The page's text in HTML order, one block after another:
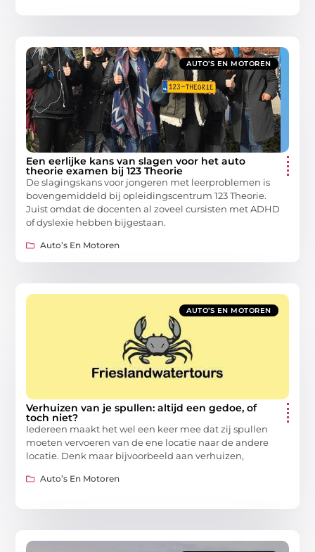
AUTO’S EN MOTOREN
Een eerlijke kans van slagen voor het auto
theorie examen bij 123 Theorie
De slagingskans voor jongeren met leerproblemen is
bovengemiddeld bij opleidingscentrum 123 Theorie.
Juist omdat de docenten al zoveel cursisten met ADHD
of dyslexie hebben bijgestaan.
Auto’s En Motoren
AUTO’S EN MOTOREN
Verhuizen van je spullen: altijd een gedoe, of
toch niet?
Iedereen maakt het wel een keer mee dat zij spullen
moeten vervoeren van de ene locatie naar de andere
locatie. Denk maar bijvoorbeeld aan verhuizen,
Auto’s En Motoren